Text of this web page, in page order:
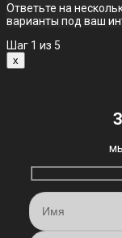
Ответьте на
варианты под ваш
Шаг 1 из 5
x